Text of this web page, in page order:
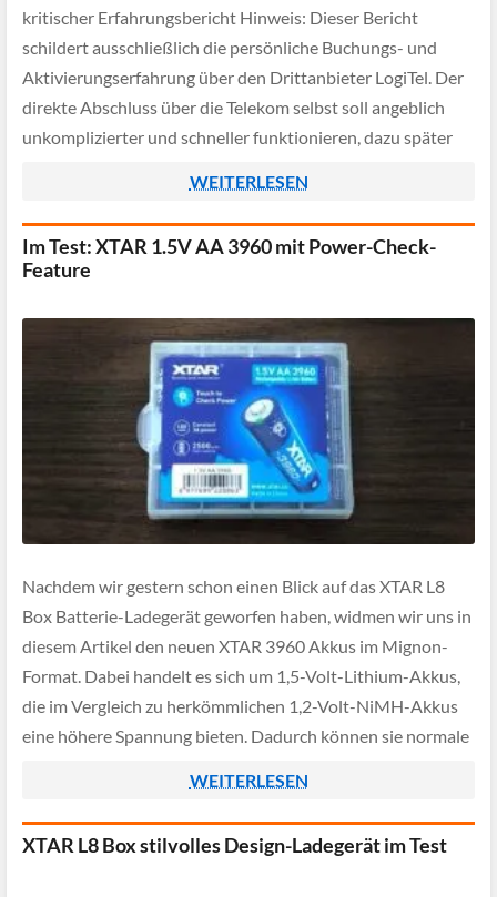
kritischer Erfahrungsbericht Hinweis: Dieser Bericht
schildert ausschließlich die persönliche Buchungs- und
Aktivierungserfahrung über den Drittanbieter LogiTel. Der
direkte Abschluss über die Telekom selbst soll angeblich
unkomplizierter und schneller funktionieren, dazu später
WEITERLESEN
Im Test: XTAR 1.5V AA 3960 mit Power-Check-
Feature
Nachdem wir gestern schon einen Blick auf das XTAR L8
Box Batterie-Ladegerät geworfen haben, widmen wir uns in
diesem Artikel den neuen XTAR 3960 Akkus im Mignon-
Format. Dabei handelt es sich um 1,5-Volt-Lithium-Akkus,
die im Vergleich zu herkömmlichen 1,2-Volt-NiMH-Akkus
eine höhere Spannung bieten. Dadurch können sie normale
WEITERLESEN
XTAR L8 Box stilvolles Design-Ladegerät im Test